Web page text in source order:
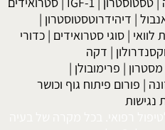
| דיהידרוטסטוסטרון |
לוואי | סוגי סטרואידים | כדורי
| דקה
מסטרון | פרימובולן |
| פורום פיתוח גוף וכושר
נגישות
רפואי. בכל מקרה של בעיה